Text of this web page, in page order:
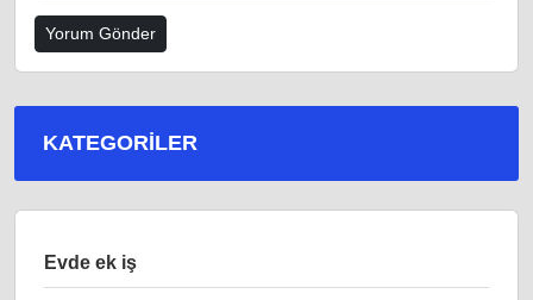
KATEGORILER
Evde ek iş